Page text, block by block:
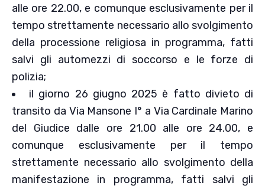
alle ore 22.00, e comunque esclusivamente per il
tempo strettamente necessario allo svolgimento
della processione religiosa in programma, fatti
salvi gli automezzi di soccorso e le forze di
polizia;
il giorno 26 giugno 2025 è fatto divieto di
transito da Via Mansone I° a Via Cardinale Marino
del Giudice dalle ore 21.00 alle ore 24.00, e
comunque esclusivamente per il tempo
strettamente necessario allo svolgimento della
manifestazione in programma, fatti salvi gli